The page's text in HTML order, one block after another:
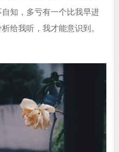
知，多亏有一个比我早进
给我听，我才能意识到。